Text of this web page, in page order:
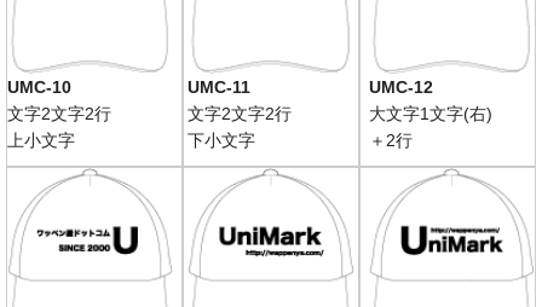
UMC-10
文字2文字2行
上小文字
UMC-11
文字2文字2行
下小文字
UMC-12
大文字1文字(右)
＋2行